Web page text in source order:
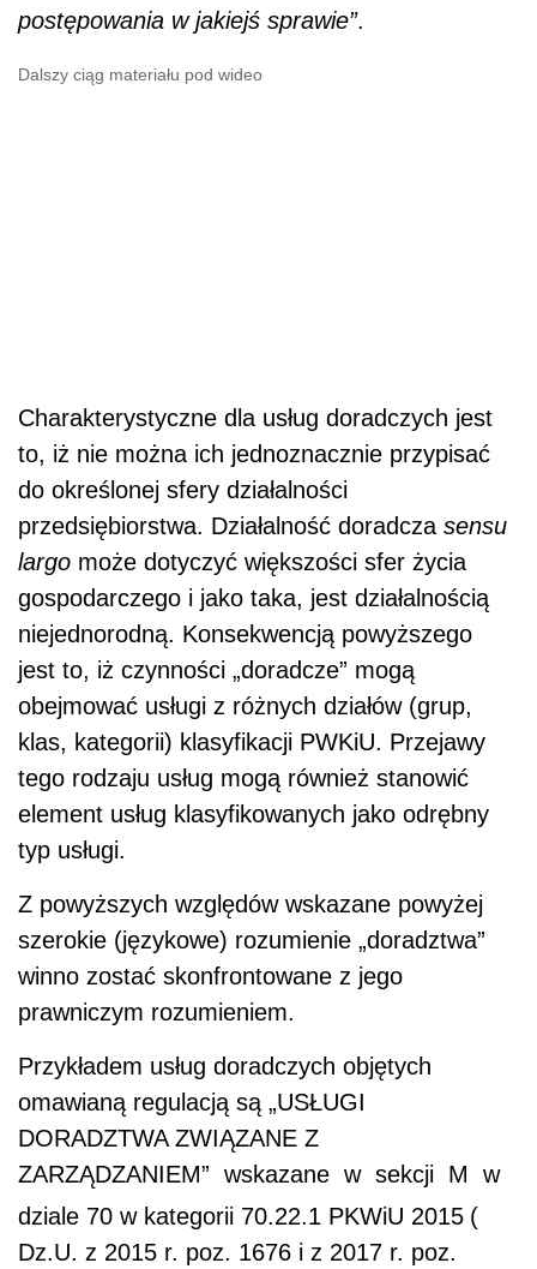
postępowania w jakiejś sprawie”.
Dalszy ciąg materiału pod wideo
Charakterystyczne dla usług doradczych jest
to, iż nie można ich jednoznacznie przypisać
do określonej sfery działalności
przedsiębiorstwa. Działalność doradcza sensu
largo może dotyczyć większości sfer życia
gospodarczego i jako taka, jest działalnością
niejednorodną. Konsekwencją powyższego
jest to, iż czynności „doradcze” mogą
obejmować usługi z różnych działów (grup,
klas, kategorii) klasyfikacji PWKiU. Przejawy
tego rodzaju usług mogą również stanowić
element usług klasyfikowanych jako odrębny
typ usługi.
Z powyższych względów wskazane powyżej
szerokie (językowe) rozumienie „doradztwa”
winno zostać skonfrontowane z jego
prawniczym rozumieniem.
Przykładem usług doradczych objętych
omawianą regulacją są „USŁUGI
DORADZTWA ZWIĄZANE Z
ZARZĄDZANIEM” wskazane w sekcji M w
dziale 70 w kategorii 70.22.1 PKWiU 2015 (
Dz.U. z 2015 r. poz. 1676 i z 2017 r. poz.